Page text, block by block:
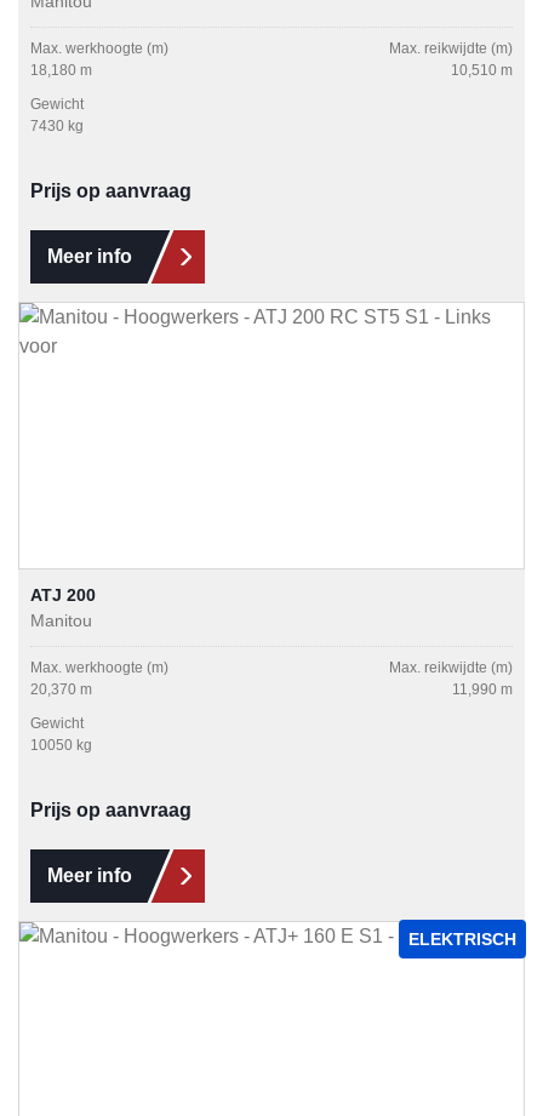
Max. werkhoogte (m)
18,180 m
Max. reikwijdte (m)
10,510 m
Gewicht
7430 kg
Prijs op aanvraag
Meer info
ATJ 200
Manitou
Max. werkhoogte (m)
20,370 m
Max. reikwijdte (m)
11,990 m
Gewicht
10050 kg
Prijs op aanvraag
Meer info
ELEKTRISCH